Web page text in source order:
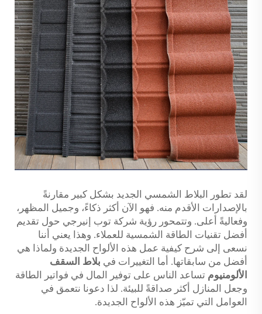
لقد تطور البلاط الشمسي الجديد بشكل كبير مقارنةً
بالإصدارات الأقدم منه. فهو الآن أكثر ذكاءً، وجميل المظهر،
وفعاليةً أعلى. وتتمحور رؤية شركة توب إنيرجي حول تقديم
أفضل تقنيات الطاقة الشمسية للعملاء. وهذا يعني أننا
نسعى إلى شرح كيفية عمل هذه الألواح الجديدة ولماذا هي
أفضل من سابقاتها. أما التغييرات في بلاط السقف
الألومنيوم تساعد الناس على توفير المال في فواتير الطاقة
وجعل المنازل أكثر صداقةً للبيئة. لذا دعونا نتعمق في
العوامل التي تميّز هذه الألواح الجديدة.